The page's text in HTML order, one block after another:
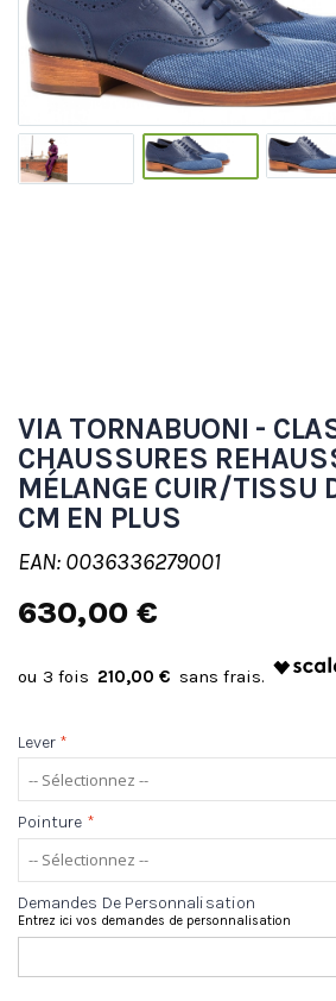
VIA TORNABUONI -
CHAUSSURES
MÉLANGE CUIR/TISSU
CM EN PLUS
EAN: 0036336279001
630,00 €
210,00 €
Lever *
Pointure *
Demandes De Personnalisation
Entrez ici vos demandes de personnalisation